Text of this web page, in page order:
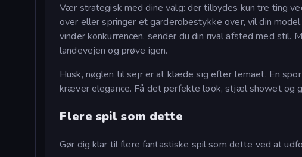
Vær strategisk med dine valg: der tilbydes kun tre ting
over eller springer et garderobestykke over, vil din
vinder konkurrencen, sender du din rival afsted med stil.
landevejen og prøve igen.
Husk, nøglen til sejr er at klæde sig efter temaet. En
kræver elegance. Få det perfekte look, stjæl showet og
Flere spil som dette
Gør dig klar til flere fantastiske spil som dette ved at